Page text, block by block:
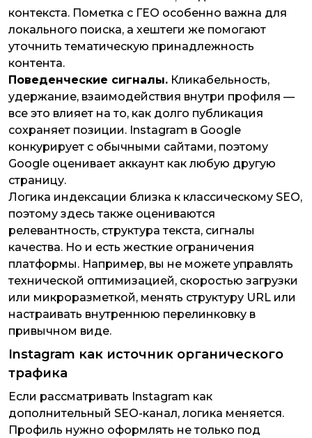
контекста. Пометка с ГЕО особенно важна для
локального поиска, а хештеги же помогают
уточнить тематическую принадлежность
контента.
Поведенческие сигналы. Кликабельность,
удержание, взаимодействия внутри профиля —
все это влияет на то, как долго публикация
сохраняет позиции. Instagram в Google
конкурирует с обычными сайтами, поэтому
Google оценивает аккаунт как любую другую
страницу.
Логика индексации близка к классическому SEO,
поэтому здесь также оцениваются
релевантность, структура текста, сигналы
качества. Но и есть жесткие ограничения
платформы. Например, вы не можете управлять
технической оптимизацией, скоростью загрузки
или микроразметкой, менять структуру URL или
настраивать внутреннюю перелинковку в
привычном виде.
Instagram как источник органического
трафика
Если рассматривать Instagram как
дополнительный SEO-канал, логика меняется.
Профиль нужно оформлять не только под